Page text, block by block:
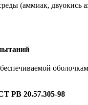
(аммиак, двуокись
РВ 20.57.305-98